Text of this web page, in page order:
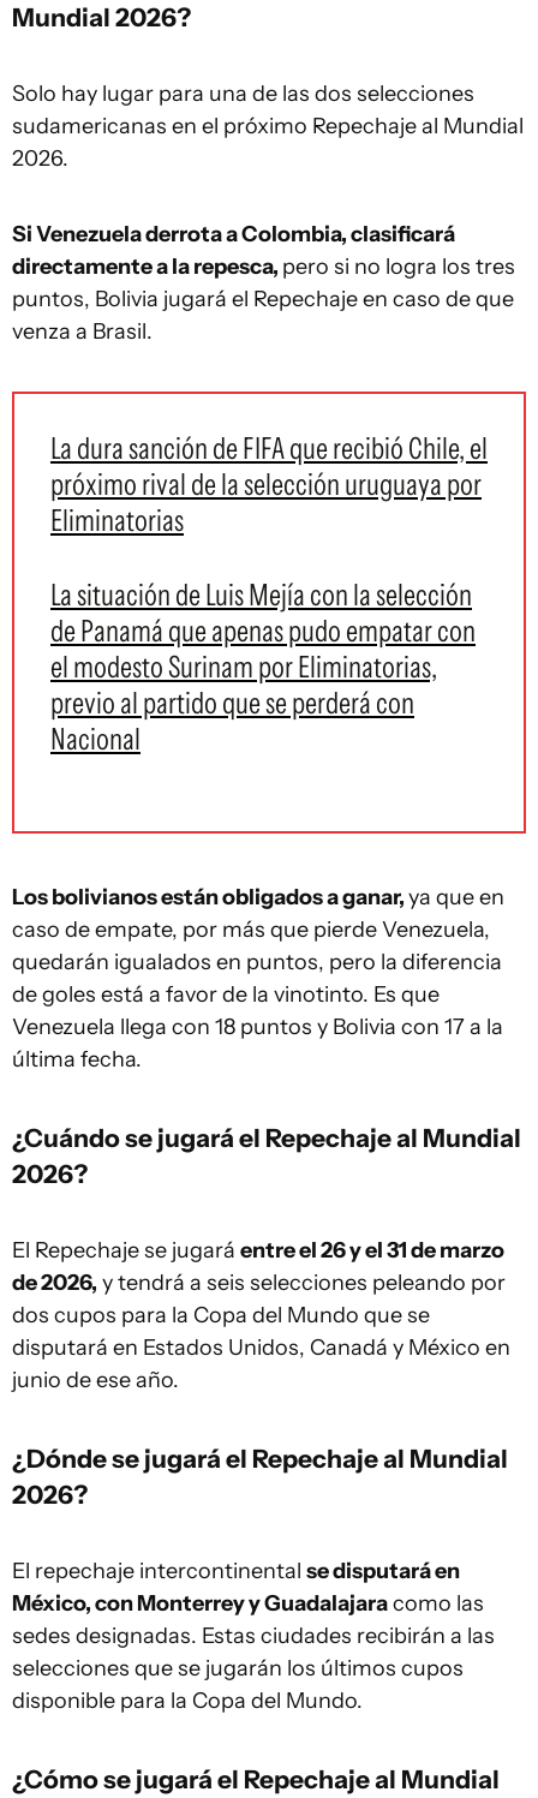
Mundial 2026?
Solo hay lugar para una de las dos selecciones
sudamericanas en el próximo Repechaje al Mundial
2026.
Si Venezuela derrota a Colombia, clasificará
directamente a la repesca, pero si no logra los tres
puntos, Bolivia jugará el Repechaje en caso de que
venza a Brasil.
La dura sanción de FIFA que recibió Chile, el
próximo rival de la selección uruguaya por
Eliminatorias
La situación de Luis Mejía con la selección
de Panamá que apenas pudo empatar con
el modesto Surinam por Eliminatorias,
previo al partido que se perderá con
Nacional
Los bolivianos están obligados a ganar,ya que en
caso de empate, por más que pierde Venezuela,
quedarán igualados en puntos, pero la diferencia
de goles está a favor de la vinotinto. Es que
Venezuela llega con 18 puntos y Bolivia con 17 a la
última fecha.
¿Cuándo se jugará el Repechaje al Mundial
2026?
El Repechaje se jugará entre el 26 y el 31 de marzo
de 2026, y tendrá a seis selecciones peleando por
dos cupos para la Copa del Mundo que se
disputará en Estados Unidos, Canadá y México en
junio de ese año.
¿Dónde se jugará el Repechaje al Mundial
2026?
El repechaje intercontinental se disputará en
México, con Monterrey y Guadalajaracomo las
sedes designadas. Estas ciudades recibirán a las
selecciones que se jugarán los últimos cupos
disponible para la Copa del Mundo.
¿Cómo se jugará el Repechaje al Mundial